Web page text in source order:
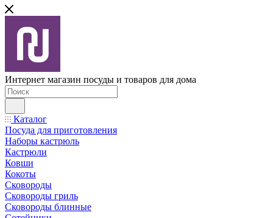
Интернет магазин посуды и товаров для дома
Каталог
Посуда для приготовления
Наборы кастрюль
Кастрюли
Ковши
Кокоты
Сковороды
Сковороды гриль
Сковороды блинные